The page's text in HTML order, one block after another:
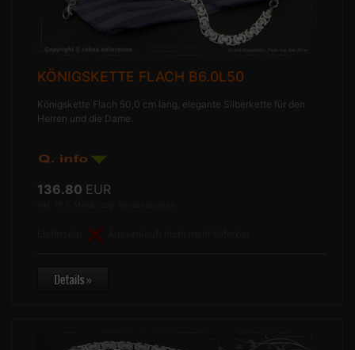
KÖNIGSKETTE FLACH B6.0L50
Königskette Flach 50,0 cm lang, elegante Silberkette für den
Herren und die Dame.
136.80 EUR